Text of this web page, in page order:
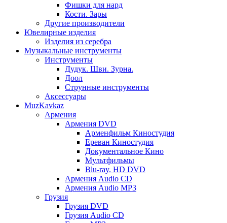
Фишки для нард
Кости. Зары
Другие производители
Ювелирные изделия
Изделия из серебра
Музыкальные инструменты
Инструменты
Дудук. Шви. Зурна.
Доол
Струнные инструменты
Аксессуары
MuzKavkaz
Армения
Армения DVD
Арменфильм Киностудия
Ереван Киностудия
Документальное Кино
Мультфильмы
Blu-ray. HD DVD
Армения Audio CD
Армения Audio MP3
Грузия
Грузия DVD
Грузия Audio CD